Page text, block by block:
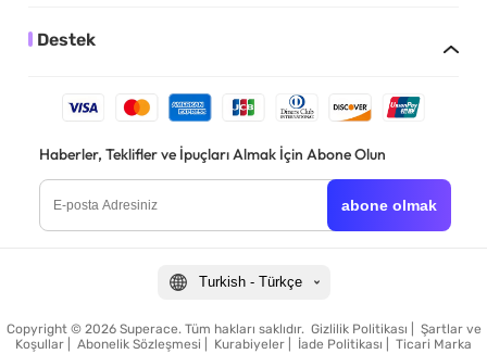
Destek
Haberler, Teklifler ve İpuçları Almak İçin Abone Olun
abone olmak
Turkish - Türkçe
Copyright © 2026 Superace. Tüm hakları saklıdır. Gizlilik Politikası
Şartlar ve
Koşullar
Abonelik Sözleşmesi Kurabiyeler İade Politikası
Ticari Marka